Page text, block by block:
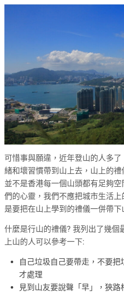
可惜事與願違，近年登山的人多
緒和壞習慣帶到山上去，山上的
並不是香港每一個山頭都有足夠
們的心靈，我們不應把城市生活
是要把在山上學到的禮儀一併帶下
什麼是行山的禮儀? 我列出了幾個
上山的人可以參考一下:
自己垃圾自己要帶走，不要
才處理
見到山友要說聲「早」，狹